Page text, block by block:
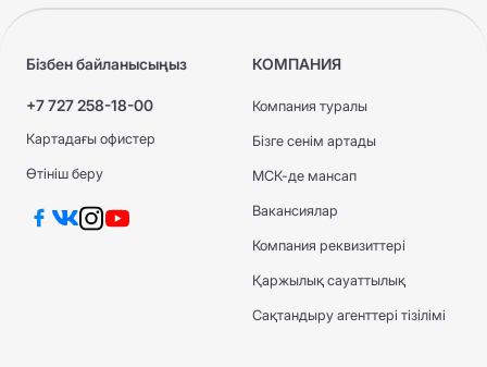
Бізбен байланысыңыз
+7 727 258-18-00
Картадағы офистер
Өтініш беру
КОМПАНИЯ
Компания туралы
Бізге сенім артады
МСК-де мансап
Вакансиялар
Компания реквизиттері
Қаржылық сауаттылық
Сақтандыру агенттері тізілімі